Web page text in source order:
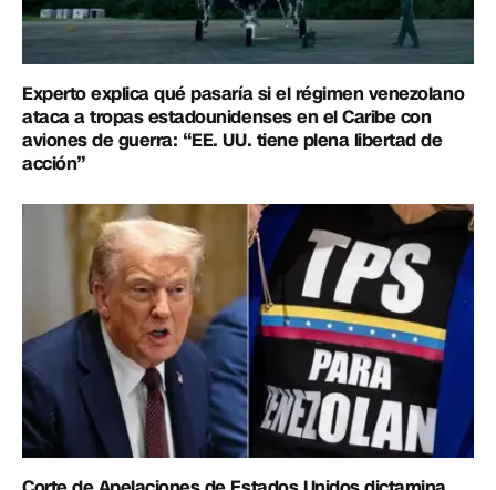
Experto explica qué pasaría si el régimen venezolano
ataca a tropas estadounidenses en el Caribe con
aviones de guerra: “EE. UU. tiene plena libertad de
acción”